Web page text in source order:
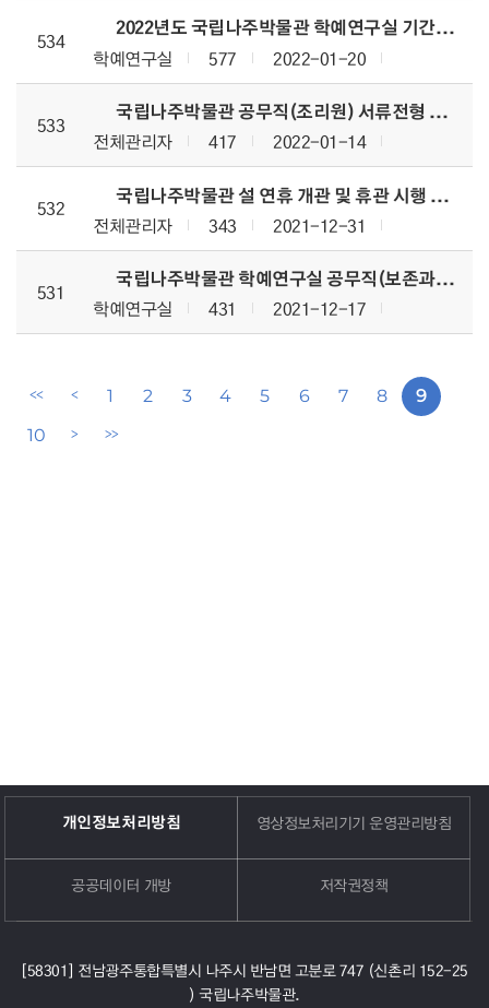
534
2022년도 국립나주박물관 학예연구실 기간제근로자(실감콘텐츠 체험관 운영) 채용
학예연구실 577 2022-01-20
533
국립나주박물관 공무직(조리원) 서류전형 결과 공지
전체관리자 417 2022-01-14
532
국립나주박물관 설 연휴 개관 및 휴관 시행 알림
전체관리자 343 2021-12-31
531
국립나주박물관 학예연구실 공무직(보존과학) 채용시험 합격자 공고
학예연구실 431 2021-12-17
<<첫번째페이지
<이전페이지
1 2 3 4 5 6 7 8
9
10
>다음페이지
>>마지막페이지
개인정보처리방침 영상정보처리기기 운영관리방침
공공데이터 개방 저작권정책
[58301] 전남광주통합특별시 나주시 반남면 고분로 747 (신촌리 152-25
) 국립나주박물관.